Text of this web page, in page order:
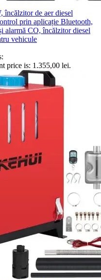
de aer diesel
prin aplicație Bluetooth,
alarmă CO, încălzitor diesel
vehicule
price is: 1.355,00 lei.